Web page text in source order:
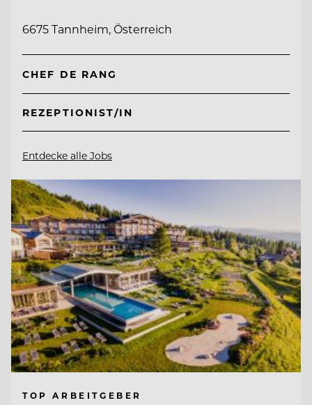
6675 Tannheim, Österreich
CHEF DE RANG
REZEPTIONIST/IN
Entdecke alle Jobs
TOP ARBEITGEBER